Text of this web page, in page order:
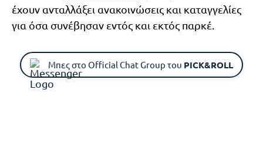
έχουν ανταλλάξει ανακοινώσεις και καταγγελίες
για όσα συνέβησαν εντός και εκτός παρκέ.
Μπες στο Official Chat Group του PICK&ROLL